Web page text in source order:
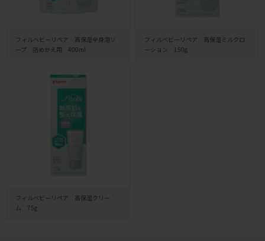
フィルベビーリペア 高保湿全身泡ソ
ープ 詰めかえ用 400ml
フィルベビーリペア 高保湿ミルクロ
ーション 150g
フィルベビーリペア 高保湿クリー
ム 75g